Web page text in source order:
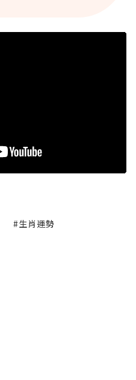
#生肖運勢